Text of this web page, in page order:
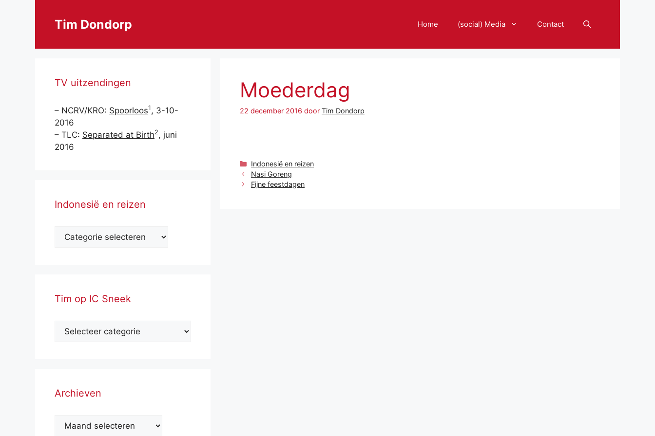
Tim Dondorp Home (social) Media Contact
Moederdag
22 december 2016 door Tim Dondorp
Categorieën
Indonesië en reizen
Nasi Goreng
Fijne feestdagen
TV uitzendingen
– NCRV/KRO: Spoorloos1, 3-10-
2016
– TLC: Separated at Birth2, juni
2016
Indonesië en reizen
Tim op IC Sneek
Archieven
Archieven